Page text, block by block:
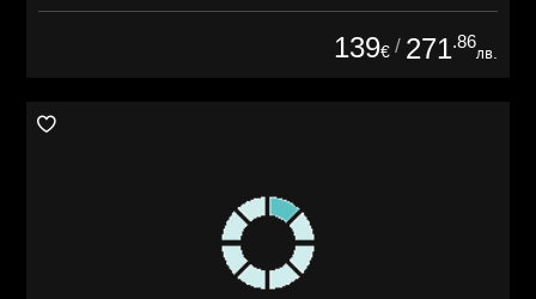
139€ / 271.86
лв.